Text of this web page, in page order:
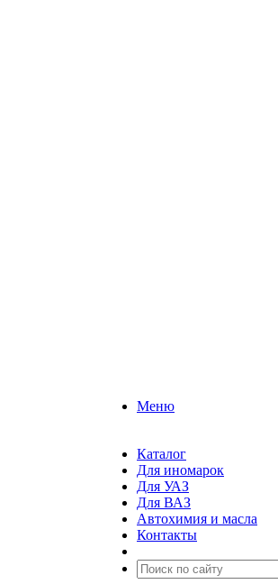
Меню
Каталог
Для иномарок
Для УАЗ
Для ВАЗ
Автохимия и масла
Контакты